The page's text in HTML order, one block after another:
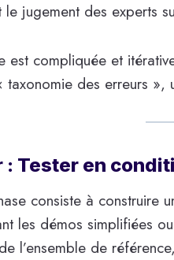
jugement des experts
est compliquée et
taxonomie des erreurs
: Tester en
consiste à construire
les démos simplifiées
l’ensemble de